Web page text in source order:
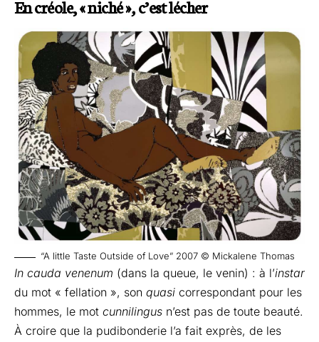
En créole, « niché »,c’est lécher
“A little Taste Outside of Love” 2007 © Mickalene Thomas
In cauda venenum (dans la queue, le venin) : à l’instar
du mot « fellation », son quasi correspondant pour les
hommes, le mot cunnilingus n’est pas de toute beauté.
À croire que la pudibonderie l’a fait exprès, de les